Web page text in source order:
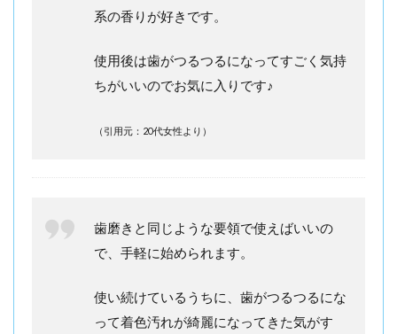
系の香りが好きです。
使用後は歯がつるつるになってすごく気持
ちがいいのでお気に入りです♪
（引用元：20代女性より）
歯磨きと同じような要領で使えばいいの
で、手軽に始められます。
使い続けているうちに、歯がつるつるにな
って着色汚れが綺麗になってきた気がす